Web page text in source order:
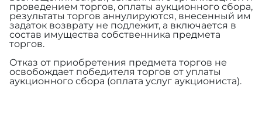
проведением торгов, оплаты аукционного сбора,
результаты торгов аннулируются, внесенный им
задаток возврату не подлежит, а включается в
состав имущества собственника предмета
торгов.
Отказ от приобретения предмета торгов не
освобождает победителя торгов от уплаты
аукционного сбора (оплата услуг аукциониста).